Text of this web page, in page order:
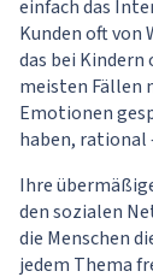
einfach das
Kunden oft von
das bei Kindern
meisten Fällen
Emotionen
haben, rational
Ihre
den sozialen
die Menschen
jedem Thema